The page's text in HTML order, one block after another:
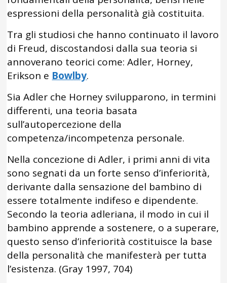
espressioni della personalità già costituita.
Tra gli studiosi che hanno continuato il lavoro
di Freud, discostandosi dalla sua teoria si
annoverano teorici come: Adler, Horney,
Erikson e Bowlby.
Sia Adler che Horney svilupparono, in termini
differenti, una teoria basata
sull’autopercezione della
competenza/incompetenza personale.
Nella concezione di Adler, i primi anni di vita
sono segnati da un forte senso d’inferiorità,
derivante dalla sensazione del bambino di
essere totalmente indifeso e dipendente.
Secondo la teoria adleriana, il modo in cui il
bambino apprende a sostenere, o a superare,
questo senso d’inferiorità costituisce la base
della personalità che manifesterà per tutta
l’esistenza. (Gray 1997, 704)